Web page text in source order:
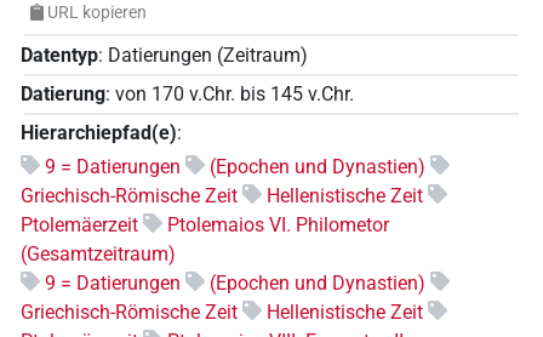
URL kopieren
Datentyp: Datierungen (Zeitraum)
Datierung: von 170 v.Chr. bis 145 v.Chr.
Hierarchiepfad(e):
9 = Datierungen
(Epochen und Dynastien)
Griechisch-Römische Zeit
Hellenistische Zeit
Ptolemäerzeit
Ptolemaios VI. Philometor
(Gesamtzeitraum)
9 = Datierungen
(Epochen und Dynastien)
Griechisch-Römische Zeit
Hellenistische Zeit